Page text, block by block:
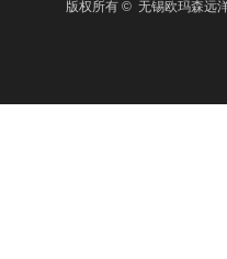
版权所有 © 无锡欧玛森